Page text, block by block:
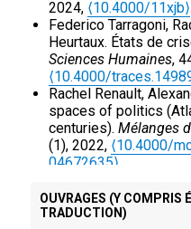
03550953⟩
Rachel Renault. Pour
Saint-Empire romain
populaire comme
Revue d'Histoire
67 (2), pp.78-99.
⟨halshs-02886227⟩
Rachel Renault.
Steuerverteilung,
Jahrhundert.
2018, Verschränkte
01998039⟩
Rachel Renault.
2024, ⟨10.4000/11xjb⟩.
Federico Tarragoni,
Heurtaux. États de
Sciences Humaines,
⟨10.4000/
Rachel Renault,
spaces of politics
centuries).Mélanges
(1), 2022, ⟨10.4000/
04672635⟩
OUVRAGES (Y COMPRIS
TRADUCTION)